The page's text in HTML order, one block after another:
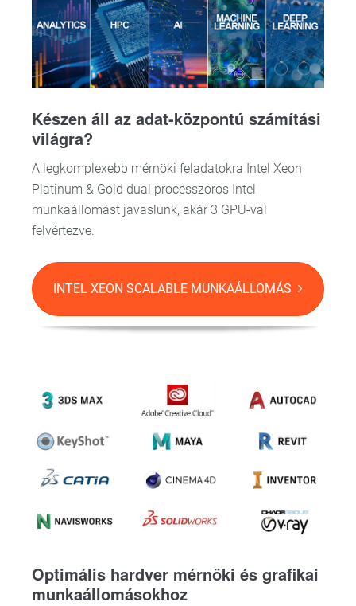
Készen áll az adat-központú számítási
világra?
A legkomplexebb mérnöki feladatokra Intel Xeon
Platinum & Gold dual processzoros Intel
munkaállomást javaslunk, akár 3 GPU-val
felvértezve.
INTEL XEON SCALABLE MUNKAÁLLOMÁS
Optimális hardver mérnöki és grafikai
munkaállomásokhoz